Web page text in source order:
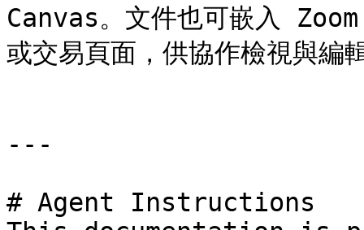
Canvas。文件也可嵌入
或交易頁面，供協作檢視與編
---
# Agent Instructions